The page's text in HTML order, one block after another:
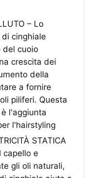
– Lo
cinghiale
del cuoio
crescita dei
della
a fornire
piliferi. Questa
l'aggiunta
l'hairstyling
STATICA
capello e
gli oli naturali,